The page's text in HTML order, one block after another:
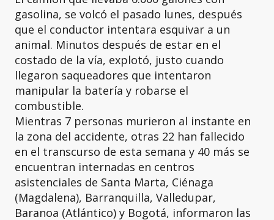
gasolina, se volcó el pasado lunes, después
que el conductor intentara esquivar a un
animal. Minutos después de estar en el
costado de la vía, explotó, justo cuando
llegaron saqueadores que intentaron
manipular la batería y robarse el
combustible.
Mientras 7 personas murieron al instante en
la zona del accidente, otras 22 han fallecido
en el transcurso de esta semana y 40 más se
encuentran internadas en centros
asistenciales de Santa Marta, Ciénaga
(Magdalena), Barranquilla, Valledupar,
Baranoa (Atlántico) y Bogotá, informaron las